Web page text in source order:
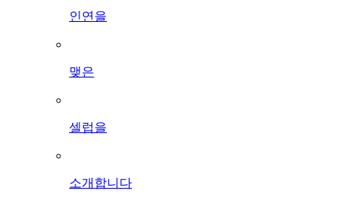
인연을
맺은
셀럽을
소개합니다